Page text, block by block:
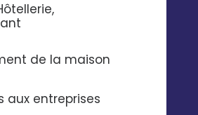
de la maison
aux entreprises
change de statut dans